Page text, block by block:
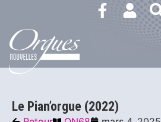
Le Pian’orgue (2022)